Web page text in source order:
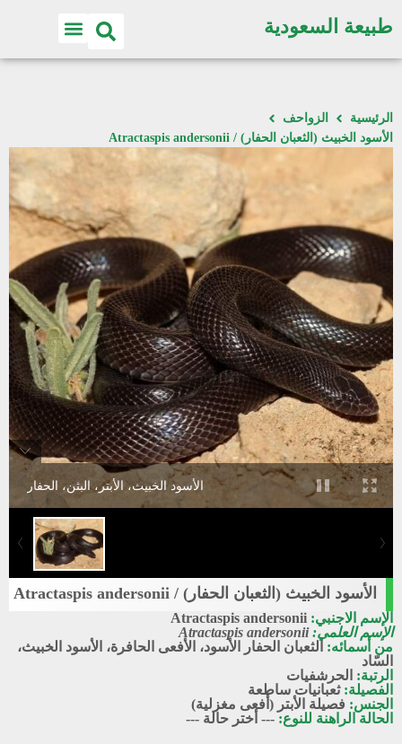
طبيعة السعودية
الرئيسية
الزواحف
الأسود الخبيث (الثعبان الحفار) / Atractaspis andersonii
الأسود الخبيث، الأبتر، البثن، الحفار
الأسود الخبيث (الثعبان الحفار) / Atractaspis andersonii
الإسم الاجنبي: Atractaspis andersonii
الإسم العلمي:Atractaspis andersonii
من أسمائه: الثعبان الحفار الأسود، الأفعى الحافرة، الأسود الخبيث،
السّاد
الرتبة: الحرشفيات
الفصيلة:ثعبانيات ساطعة
الجنس: فصيلة الأبتر (أفعى مغزلية)
الحالة الراهنة للنوع: --- أختر حالة ---